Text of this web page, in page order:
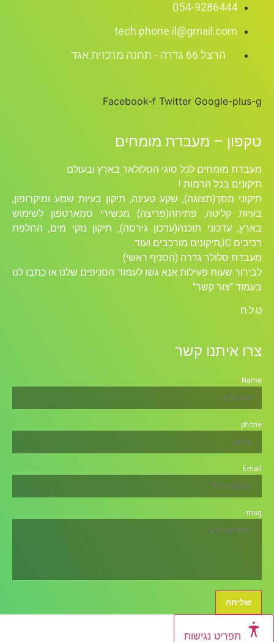
054-9286444
tech.phone.il@gmail.com
הרצל 66 גדרה - תחנה מרכזית אגד
Facebook-f Twitter Google-plus-g
טקפון – מעבדת מומחים
מעבדת מומחים לכל סוגי הסלולאר בארץ ובעולם
תיקונים בכל הרמות !
תיקוני מסך(תצוגה), שקע טעינה, תיקון בעיות שמע ומיקרופון,
בעיות קליטה, פתיחה(פריצה) מכשירי סמארטפון לשימוש
בארץ, עדכוני תוכנה(עדכון גירסה), תיקון נזקי מים, החלפת
רכיבים ICׁ,תיקונים מורכבים ועוד….
מעבדת סלולר גדרה (הסניף ראשי)
לבירור שעות פעילות אנא גשו לעמוד הסניפים שלנו או כתבו לנו
בעמוד "צור קשר".
ט.ל.ח
צרו איתנו קשר
Name
phone
Email
msg
שליחה
תפריט נגישות